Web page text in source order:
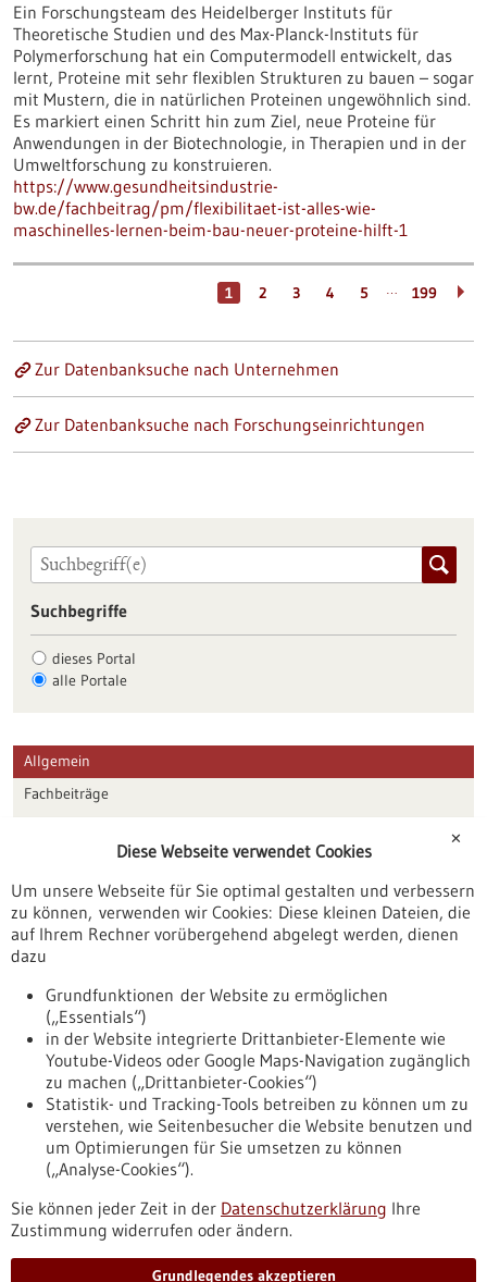
Ein Forschungsteam des Heidelberger Instituts für
Theoretische Studien und des Max-Planck-Instituts für
Polymerforschung hat ein Computermodell entwickelt, das
lernt, Proteine mit sehr flexiblen Strukturen zu bauen – sogar
mit Mustern, die in natürlichen Proteinen ungewöhnlich sind.
Es markiert einen Schritt hin zum Ziel, neue Proteine für
Anwendungen in der Biotechnologie, in Therapien und in der
Umweltforschung zu konstruieren.
https://www.gesundheitsindustrie-
bw.de/fachbeitrag/pm/flexibilitaet-ist-alles-wie-
maschinelles-lernen-beim-bau-neuer-proteine-hilft-1
1 2 3 4 5 … 199
Zur Datenbanksuche nach Unternehmen
Zur Datenbanksuche nach Forschungseinrichtungen
Suchbegriffe
dieses Portal
alle Portale
Allgemein
Fachbeiträge
Veranstaltungen
Erscheinungsdatum
Nach oben
Informiert bleiben
Newsletter abonnieren
✕
Diese Webseite verwendet Cookies
Um unsere Webseite für Sie optimal gestalten und verbessern
zu können, verwenden wir Cookies: Diese kleinen Dateien, die
auf Ihrem Rechner vorübergehend abgelegt werden, dienen
dazu
Grundfunktionen der Website zu ermöglichen
(„Essentials“)
in der Website integrierte Drittanbieter-Elemente wie
Youtube-Videos oder Google Maps-Navigation zugänglich
zu machen („Drittanbieter-Cookies“)
Statistik- und Tracking-Tools betreiben zu können um zu
verstehen, wie Seitenbesucher die Website benutzen und
um Optimierungen für Sie umsetzen zu können
(„Analyse-Cookies“).
Sie können jeder Zeit in der Datenschutzerklärung Ihre
Zustimmung widerrufen oder ändern.
Grundlegendes akzeptieren